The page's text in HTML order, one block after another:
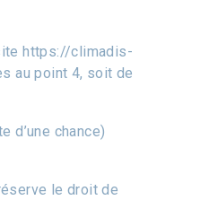
https://climadis-
au point 4, soit de
d’une chance)
le droit de